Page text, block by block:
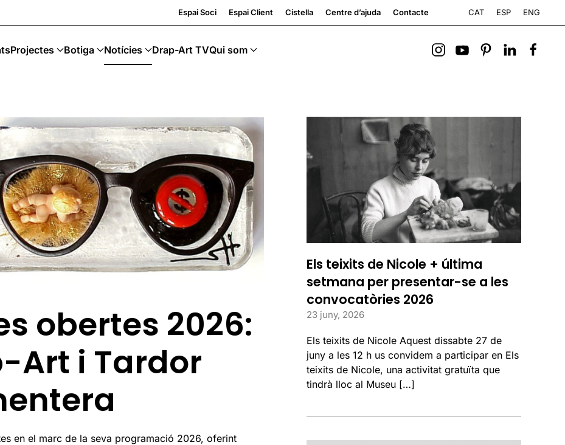
Espai Soci Espai Client Cistella Centre d’ajuda Contacte CAT ESP ENG
Projectes Botiga Notícies Drap-Art TVQui som
obertes 2026:
Art i Tardor
en el marc de la seva programació 2026, oferint
Els teixits de Nicole + última
setmana per presentar-se a les
convocatòries 2026
23 juny, 2026
Els teixits de Nicole Aquest dissabte 27 de
juny a les 12 h us convidem a participar en Els
teixits de Nicole, una activitat gratuïta que
tindrà lloc al Museu […]